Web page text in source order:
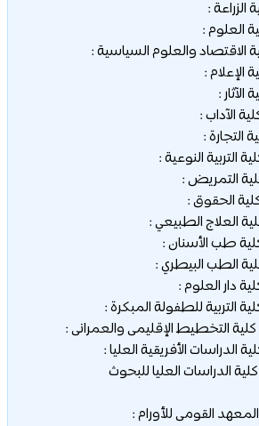
كلية الدراسات العليا للبحوث